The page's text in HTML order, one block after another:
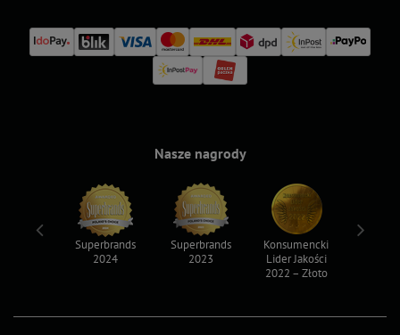
Nasze nagrody
Superbrands
2024
Superbrands
2023
Konsumencki
Lider Jakości
2022 – Złoto